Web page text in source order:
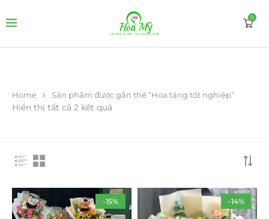
0
Home Sản phẩm được gắn thẻ “Hoa tặng tốt nghiệp”
Hiển thị tất cả 2 kết quả
-15% -14%